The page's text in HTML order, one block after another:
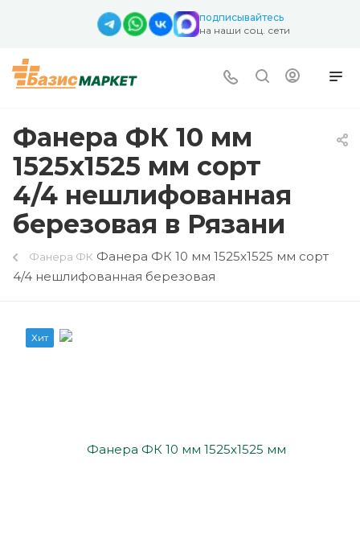
подписывайтесь
на наши соц. сети
Фанера ФК 10 мм
1525х1525 мм сорт
4/4 нешлифованная
березовая в Рязани
Фанера ФК Фанера ФК 10 мм 1525х1525 мм сорт
4/4 нешлифованная березовая
Хит